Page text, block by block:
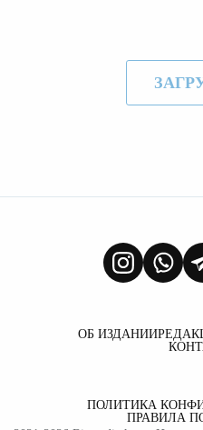
ОБ ИЗДАНИИ
ПОЛИТИКА
ПРАВИЛА